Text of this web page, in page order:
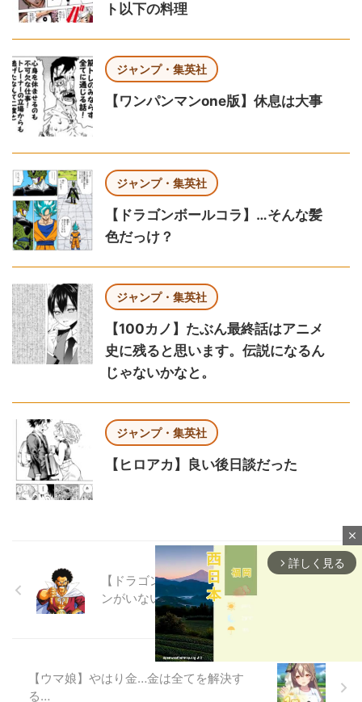
ト以下の料理
ジャンプ・集英社
【ワンパンマンone版】休息は大事
ジャンプ・集英社
【ドラゴンボールコラ】…そんな髪
色だっけ？
ジャンプ・集英社
【100カノ】たぶん最終話はアニメ
史に残ると思います。伝説になるん
じゃないかなと。
ジャンプ・集英社
【ヒロアカ】良い後日談だった
【ドラゴンボール】ブウ編でミスターサタ
ンがいないと詰んでる場面多くない？
【ウマ娘】やはり金…金は全てを解決す
る…
close
arrow_forward_ios 詳しく見る